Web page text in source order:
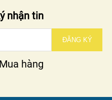
nhận tin
ĐĂNG KÝ
hàng